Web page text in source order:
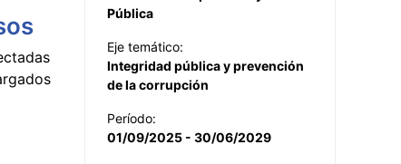
Pública
Eje temático:
Integridad pública y prevención
de la corrupción
Período:
01/09/2025 - 30/06/2029